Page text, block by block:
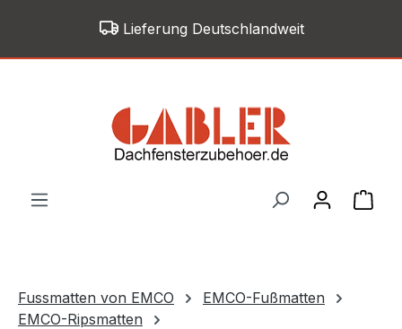
Zum Hauptinhalt springenLieferung Deutschlandweit
Fussmatten von EMCO
EMCO-Fußmatten
EMCO-Ripsmatten